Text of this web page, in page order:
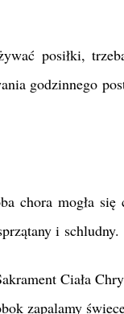
posiłki,
godzinnego
chora mogła
i schludny.
Ciała
zapalamy